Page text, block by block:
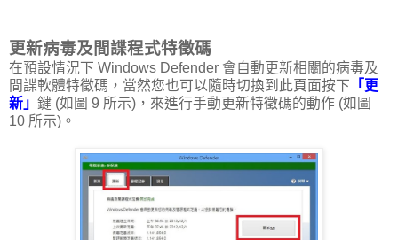
更新病毒及間諜程式特徵碼
在預設情況下 Windows Defender 會自動更新相關的病毒及
間諜軟體特徵碼，當然您也可以隨時切換到此頁面按下 「更
新」 鍵 (如圖 9 所示)，來進行手動更新特徵碼的動作 (如圖
10 所示)。